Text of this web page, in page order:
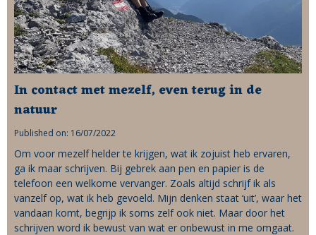
In contact met mezelf, even terug in de
natuur
Published on: 16/07/2022
Om voor mezelf helder te krijgen, wat ik zojuist heb ervaren,
ga ik maar schrijven. Bij gebrek aan pen en papier is de
telefoon een welkome vervanger. Zoals altijd schrijf ik als
vanzelf op, wat ik heb gevoeld. Mijn denken staat ‘uit’, waar het
vandaan komt, begrijp ik soms zelf ook niet. Maar door het
schrijven word ik bewust van wat er onbewust in me omgaat.